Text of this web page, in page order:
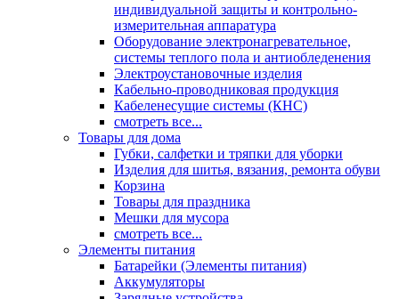
индивидуальной защиты и контрольно-
измерительная аппаратура
Оборудование электронагревательное,
системы теплого пола и антиобледенения
Электроустановочные изделия
Кабельно-проводниковая продукция
Кабеленесущие системы (КНС)
смотреть все...
Товары для дома
Губки, салфетки и тряпки для уборки
Изделия для шитья, вязания, ремонта обуви
Корзина
Товары для праздника
Мешки для мусора
смотреть все...
Элементы питания
Батарейки (Элементы питания)
Аккумуляторы